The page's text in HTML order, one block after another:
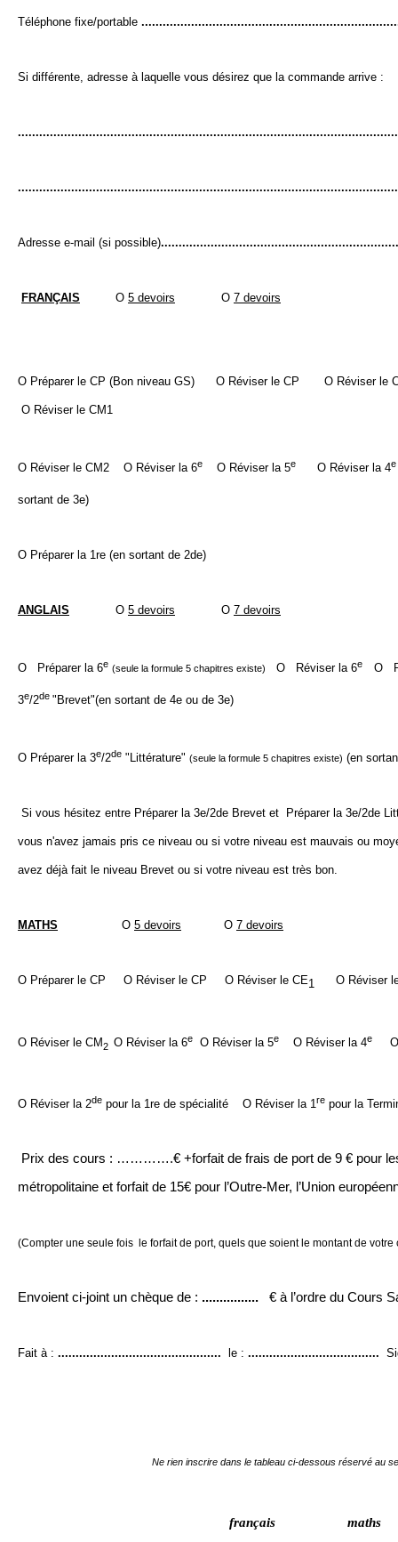
Téléphone fixe/portable
Si différente, adresse à laquelle vous désirez que la commande arrive :
Adresse e-mail (si possible)
FRANÇAIS O 5 devoirs O 7 devoirs
O Préparer le CP (Bon niveau GS) O Réviser le CP O Réviser le
O Réviser le CM1
O Réviser le CM2 O Réviser la 6e O Réviser la 5e O Réviser la 4e
sortant de 3e)
O Préparer la 1re (en sortant de 2de)
ANGLAIS O 5 devoirs O 7 devoirs
O Préparer la 6e (seule la formule 5 chapitres existe) O Réviser la 6e O
3e/2de "Brevet"(en sortant de 4e ou de 3e)
O Préparer la 3e/2de "Littérature" (seule la formule 5 chapitres existe) (en
Si vous hésitez entre Préparer la 3e/2de Brevet et Préparer la 3e/2de
vous n'avez jamais pris ce niveau ou si votre niveau est mauvais ou
avez déjà fait le niveau Brevet ou si votre niveau est très bon.
MATHS O 5 devoirs O 7 devoirs
O Préparer le CP O Réviser le CP O Réviser le CE1 O Réviser
O Réviser le CM2 O Réviser la 6e O Réviser la 5e O Réviser la 4e O
O Réviser la 2de pour la 1re de spécialité O Réviser la 1 re pour la
Prix des cours : ………….€ +forfait de frais de port de 9 € pour
métropolitaine et forfait de 15€ pour l’Outre-Mer, l’Union
(Compter une seule fois le forfait de port, quels que soient le montant de
Envoient ci-joint un chèque de : ................ € à l’ordre du Cours
Fait à : .............................................. le : .....................................
Ne rien inscrire dans le tableau ci-dessous réservé au
français maths